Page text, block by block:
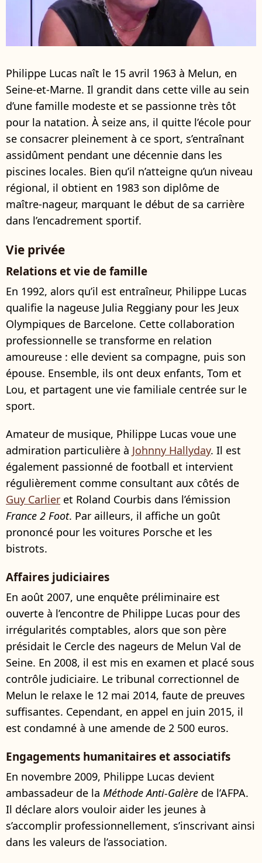
Philippe Lucas naît le 15 avril 1963 à Melun, en
Seine-et-Marne. Il grandit dans cette ville au sein
d’une famille modeste et se passionne très tôt
pour la natation. À seize ans, il quitte l’école pour
se consacrer pleinement à ce sport, s’entraînant
assidûment pendant une décennie dans les
piscines locales. Bien qu’il n’atteigne qu’un niveau
régional, il obtient en 1983 son diplôme de
maître-nageur, marquant le début de sa carrière
dans l’encadrement sportif.
Vie privée
Relations et vie de famille
En 1992, alors qu’il est entraîneur, Philippe Lucas
qualifie la nageuse Julia Reggiany pour les Jeux
Olympiques de Barcelone. Cette collaboration
professionnelle se transforme en relation
amoureuse : elle devient sa compagne, puis son
épouse. Ensemble, ils ont deux enfants, Tom et
Lou, et partagent une vie familiale centrée sur le
sport.
Amateur de musique, Philippe Lucas voue une
admiration particulière à Johnny Hallyday. Il est
également passionné de football et intervient
régulièrement comme consultant aux côtés de
Guy Carlier et Roland Courbis dans l’émission
France 2 Foot. Par ailleurs, il affiche un goût
prononcé pour les voitures Porsche et les
bistrots.
Affaires judiciaires
En août 2007, une enquête préliminaire est
ouverte à l’encontre de Philippe Lucas pour des
irrégularités comptables, alors que son père
présidait le Cercle des nageurs de Melun Val de
Seine. En 2008, il est mis en examen et placé sous
contrôle judiciaire. Le tribunal correctionnel de
Melun le relaxe le 12 mai 2014, faute de preuves
suffisantes. Cependant, en appel en juin 2015, il
est condamné à une amende de 2 500 euros.
Engagements humanitaires et associatifs
En novembre 2009, Philippe Lucas devient
ambassadeur de la Méthode Anti-Galère de l’AFPA.
Il déclare alors vouloir aider les jeunes à
s’accomplir professionnellement, s’inscrivant ainsi
dans les valeurs de l’association.